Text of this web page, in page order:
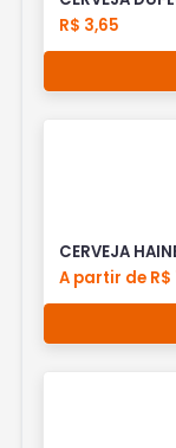
R$ 3,65
CERVEJA
A partir de R$